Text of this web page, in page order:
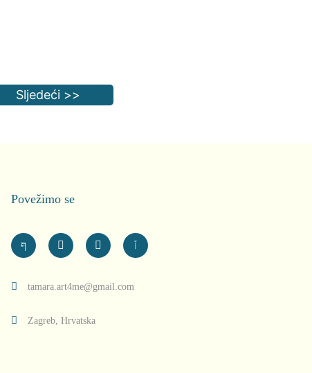
Sljedeći >>
Povežimo se
tamara.art4me@gmail.com
Zagreb, Hrvatska